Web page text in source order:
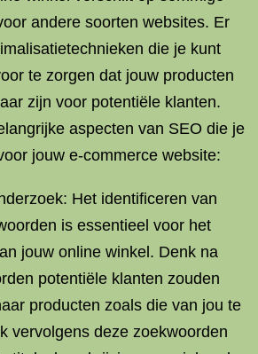
andere soorten websites. Er
die je kunt
te zorgen dat jouw producten
zijn voor potentiële klanten.
aspecten van SEO die je
jouw e-commerce website:
Het identificeren van
is essentieel voor het
jouw online winkel. Denk na
potentiële klanten zouden
producten zoals die van jou te
vervolgens deze zoekwoorden